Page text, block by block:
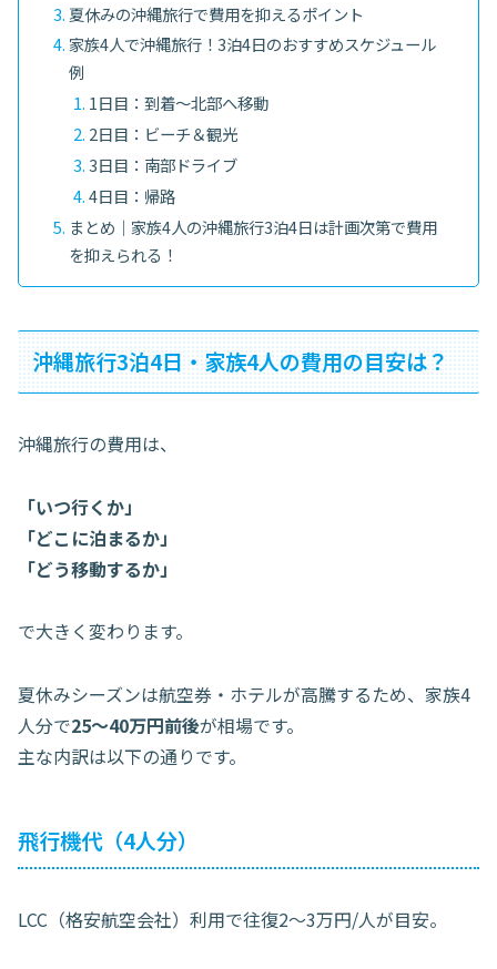
夏休みの沖縄旅行で費用を抑えるポイント
家族4人で沖縄旅行！3泊4日のおすすめスケジュール
例
1日目：到着〜北部へ移動
2日目：ビーチ＆観光
3日目：南部ドライブ
4日目：帰路
まとめ｜家族4人の沖縄旅行3泊4日は計画次第で費用
を抑えられる！
沖縄旅行3泊4日・家族4人の費用の目安は？
沖縄旅行の費用は、
「いつ行くか」
「どこに泊まるか」
「どう移動するか」
で大きく変わります。
夏休みシーズンは航空券・ホテルが高騰するため、家族4
人分で25〜40万円前後が相場です。
主な内訳は以下の通りです。
飛行機代（4人分）
LCC（格安航空会社）利用で往復2〜3万円/人が目安。